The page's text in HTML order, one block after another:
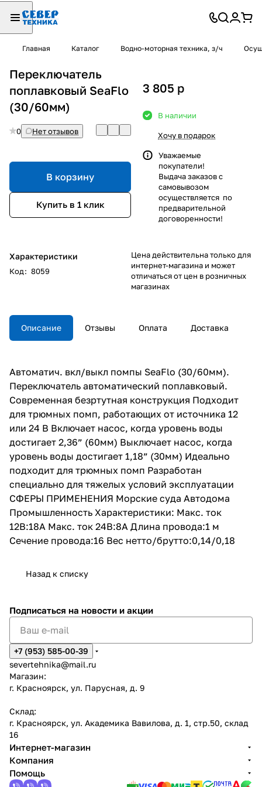
Главная Каталог Водно-моторная техника, з/ч
Переключатель
поплавковый SeaFlo
(30/60мм)
0 Нет отзывов
В корзину
Купить в 1 клик
Характеристики
Код: 8059
3 805 p
В наличии
Хочу в подарок
Уважаемые
покупатели!
Выдача заказов с
самовывозом
осуществляется по
предварительной
договоренности!
Цена действительна только для
интернет-магазина и может
отличаться от цен в розничных
магазинах
Описание Отзывы Оплата Доставка
Автоматич. вкл/выкл помпы SeaFlo (30/60мм).
Переключатель автоматический поплавковый.
Современная безртутная конструкция Подходит
для трюмных помп, работающих от источника 12
или 24 В Включает насос, когда уровень воды
достигает 2,36” (60мм) Выключает насос, когда
уровень воды достигает 1,18” (30мм) Идеально
подходит для трюмных помп Разработан
специально для тяжелых условий эксплуатации
СФЕРЫ ПРИМЕНЕНИЯ Морские суда Автодома
Промышленность Характеристики: Макс. ток
12В:18A Макс. ток 24В:8A Длина провода:1 м
Сечение провода:16 Вес нетто/брутто:0,14/0,18
Назад к списку
Подписаться на новости и акции
+7 (953) 585-00-39
severtehnika@mail.ru
Магазин:
г. Красноярск, ул. Парусная, д. 9
Склад:
г. Красноярск, ул. Академика Вавилова, д. 1, стр.50, склад
16
Интернет-магазин
Компания
Помощь